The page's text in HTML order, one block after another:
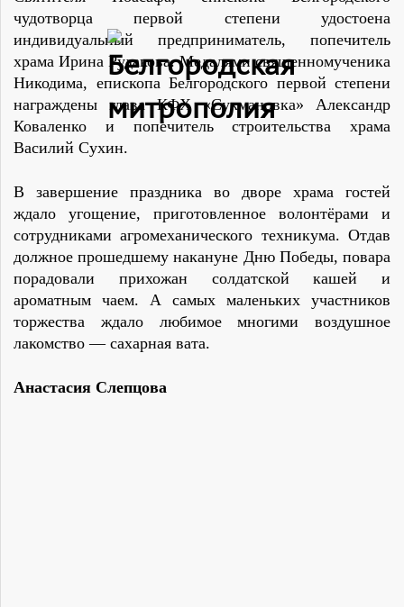
чудотворца первой степени удостоена
индивидуальный предприниматель, попечитель
храма Ирина Рудакова. Медалями священномученика
Никодима, епископа Белгородского первой степени
награждены глава КФХ «Сукмановка» Александр
Коваленко и попечитель строительства храма
Василий Сухин.
В завершение праздника во дворе храма гостей
ждало угощение, приготовленное волонтёрами и
сотрудниками агромеханического техникума. Отдав
должное прошедшему накануне Дню Победы, повара
порадовали прихожан солдатской кашей и
ароматным чаем. А самых маленьких участников
торжества ждало любимое многими воздушное
лакомство — сахарная вата.
Анастасия Слепцова